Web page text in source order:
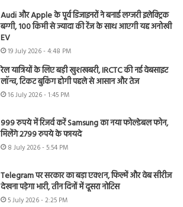
Audi और Apple के पूर्व डिजाइनरों ने बनाई लग्जरी इलेक्ट्रिक
बग्गी, 100 किमी से ज्यादा की रेंज के साथ आएगी यह अनोखी
EV
19 July 2026 - 4:48 PM
रेल यात्रियों के लिए बड़ी खुशखबरी, IRCTC की नई वेबसाइट
लॉन्च, टिकट बुकिंग होगी पहले से आसान और तेज
16 July 2026 - 1:45 PM
999 रुपये में रिजर्व करें Samsung का नया फोल्डेबल फोन,
मिलेंगे 2799 रुपये के फायदे
8 July 2026 - 5:54 PM
Telegram पर सरकार का बड़ा एक्शन, फिल्में और वेब सीरीज
देखना पड़ेगा भारी, तीन दिनों में दूसरा नोटिस
5 July 2026 - 2:25 PM